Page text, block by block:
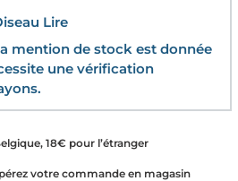
Lire
mention de stock est donnée
une vérification
18€ pour l’étranger
votre commande en magasin